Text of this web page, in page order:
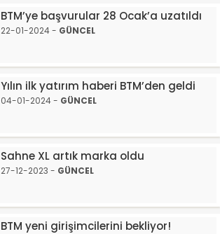
BTM’ye başvurular 28 Ocak’a uzatıldı
22-01-2024 - GÜNCEL
Yılın ilk yatırım haberi BTM’den geldi
04-01-2024 - GÜNCEL
Sahne XL artık marka oldu
27-12-2023 - GÜNCEL
BTM yeni girişimcilerini bekliyor!